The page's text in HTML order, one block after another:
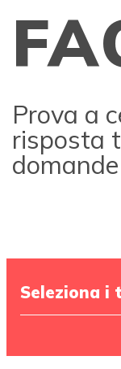
Prova a
risposta
Seleziona i